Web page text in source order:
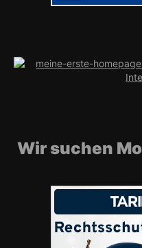
Wir suchen